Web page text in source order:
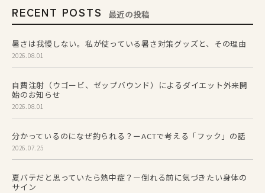
RECENT POSTS 最近の投稿
暑さは我慢しない。私が使っている暑さ対策グッズと、その理由
2026.08.01
自費注射（ウゴービ、ゼップバウンド）によるダイエット外来開
始のお知らせ
2026.08.01
分かっているのになぜ釣られる？ーACTで考える「フック」の話
2026.07.25
夏バテだと思っていたら熱中症？ー倒れる前に気づきたい身体の
サイン